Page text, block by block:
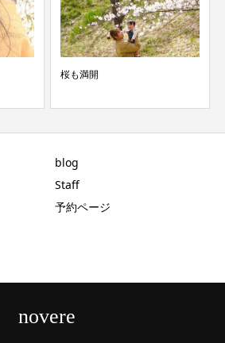
桜も満開
blog
Staff
予約ページ
novere